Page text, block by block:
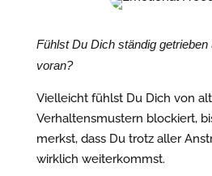
Fühlst Du Dich ständig
voran?
Vielleicht fühlst Du Dich von
Verhaltensmustern blockiert,
merkst, dass Du trotz aller
wirklich weiterkommst.